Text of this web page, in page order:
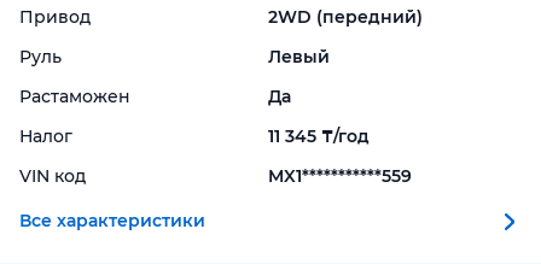
Привод
2WD (передний)
Руль
Левый
Растаможен
Да
Налог
11 345 ₸/год
VIN код
MX1***********559
Все характеристики